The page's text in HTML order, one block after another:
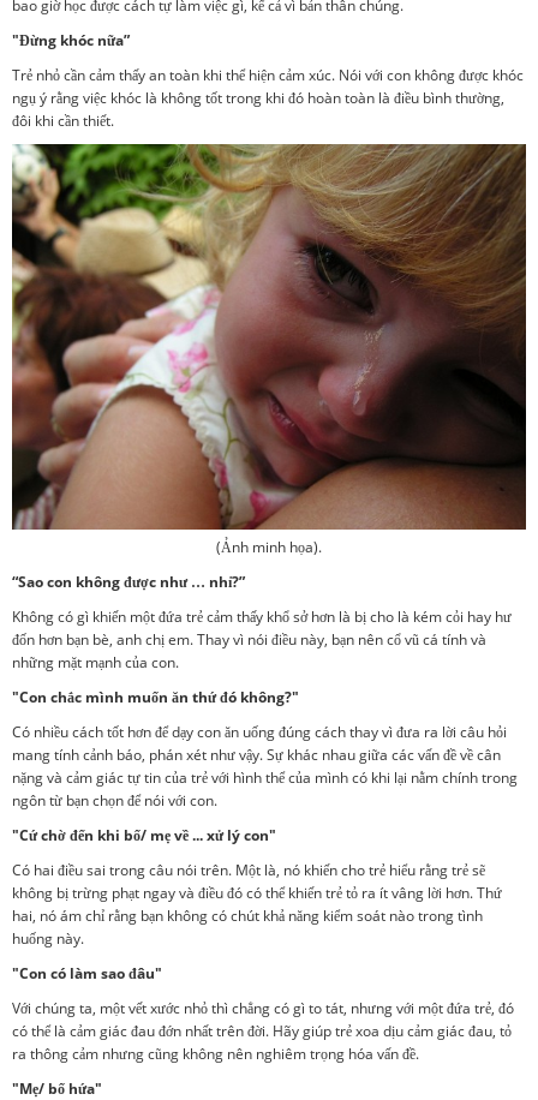
bao giờ học được cách tự làm việc gì, kể cả vì bản thân chúng.
"Đừng khóc nữa”
Trẻ nhỏ cần cảm thấy an toàn khi thể hiện cảm xúc. Nói với con không được khóc
ngụ ý rằng việc khóc là không tốt trong khi đó hoàn toàn là điều bình thường,
đôi khi cần thiết.
(Ảnh minh họa).
“Sao con không được như … nhỉ?”
Không có gì khiến một đứa trẻ cảm thấy khổ sở hơn là bị cho là kém cỏi hay hư
đốn hơn bạn bè, anh chị em. Thay vì nói điều này, bạn nên cổ vũ cá tính và
những mặt mạnh của con.
"Con chắc mình muốn ăn thứ đó không?"
Có nhiều cách tốt hơn để dạy con ăn uống đúng cách thay vì đưa ra lời câu hỏi
mang tính cảnh báo, phán xét như vậy. Sự khác nhau giữa các vấn đề về cân
nặng và cảm giác tự tin của trẻ với hình thể của mình có khi lại nằm chính trong
ngôn từ bạn chọn để nói với con.
"Cứ chờ đến khi bố/ mẹ về ... xử lý con"
Có hai điều sai trong câu nói trên. Một là, nó khiến cho trẻ hiểu rằng trẻ sẽ
không bị trừng phạt ngay và điều đó có thể khiến trẻ tỏ ra ít vâng lời hơn. Thứ
hai, nó ám chỉ rằng bạn không có chút khả năng kiểm soát nào trong tình
huống này.
"Con có làm sao đâu"
Với chúng ta, một vết xước nhỏ thì chẳng có gì to tát, nhưng với một đứa trẻ, đó
có thể là cảm giác đau đớn nhất trên đời. Hãy giúp trẻ xoa dịu cảm giác đau, tỏ
ra thông cảm nhưng cũng không nên nghiêm trọng hóa vấn đề.
"Mẹ/ bố hứa"